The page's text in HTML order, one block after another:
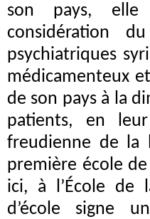
son pays,
considération
psychiatriques
médicamenteux
de son pays à la
patients, en
freudienne de la
première école
ici, à l’École de
d’école signe